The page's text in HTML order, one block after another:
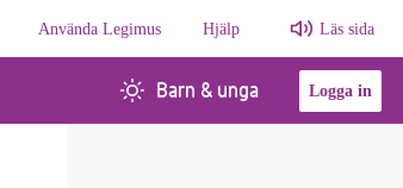
Använda Legimus Hjälp Läs sida
Barn & unga Logga in